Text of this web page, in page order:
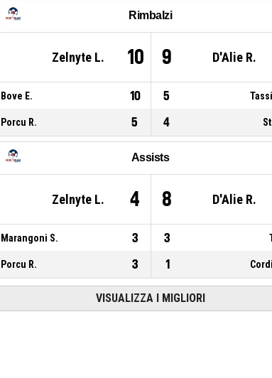
Rimbalzi
Zelnyte L. 10 9 D'Alie R.
Bove E. 10 5
Porcu R. 5 4
Assists
Zelnyte L. 4 8 D'Alie R.
Marangoni S. 3 3
Porcu R. 3 1
VISUALIZZA I MIGLIORI